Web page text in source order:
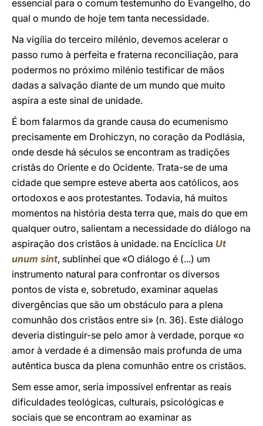
essencial para o comum testemunho do Evangelho, do
qual o mundo de hoje tem tanta necessidade.
Na vigília do terceiro milénio, devemos acelerar o
passo rumo à perfeita e fraterna reconciliação, para
podermos no próximo milénio testificar de mãos
dadas a salvação diante de um mundo que muito
aspira a este sinal de unidade.
É bom falarmos da grande causa do ecumenismo
precisamente em Drohiczyn, no coração da Podlásia,
onde desde há séculos se encontram as tradições
cristãs do Oriente e do Ocidente. Trata-se de uma
cidade que sempre esteve aberta aos católicos, aos
ortodoxos e aos protestantes. Todavia, há muitos
momentos na história desta terra que, mais do que em
qualquer outro, salientam a necessidade do diálogo na
aspiração dos cristãos à unidade. na Encíclica Ut
unum sint, sublinhei que «O diálogo é (...) um
instrumento natural para confrontar os diversos
pontos de vista e, sobretudo, examinar aquelas
divergências que são um obstáculo para a plena
comunhão dos cristãos entre si» (n. 36). Este diálogo
deveria distinguir-se pelo amor à verdade, porque «o
amor à verdade é a dimensão mais profunda de uma
autêntica busca da plena comunhão entre os cristãos.
Sem esse amor, seria impossível enfrentar as reais
dificuldades teológicas, culturais, psicológicas e
sociais que se encontram ao examinar as